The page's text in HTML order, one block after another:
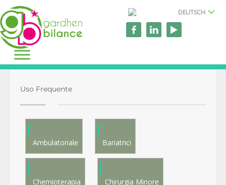
DEUTSCH
Uso Frequente
Ambulatoriale Bariatrici
Chemioterapia Chirurgia Minore